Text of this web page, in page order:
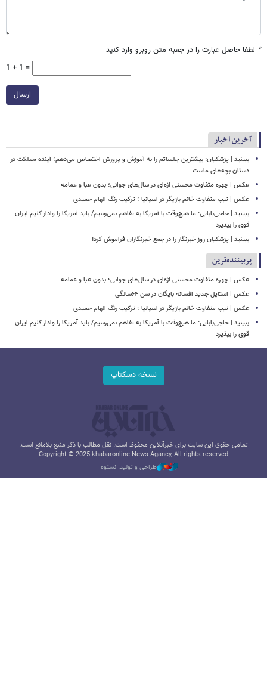
* لطفا حاصل عبارت را در جعبه متن روبرو وارد کنید
1 + 1 =
ارسال
آخرین اخبار
ببینید | پزشکیان: بیشترین جلساتم را به آموزش و پرورش اختصاص می‌دهم؛ آینده مملکت در
دستان بچه‌های ماست
عکس | چهره متفاوت محسنی اژه‌ای در سال‌های جوانی؛ بدون عبا و عمامه
عکس | تیپ متفاوت خانم بازیگر در اسپانیا ؛ ترکیب رنگ الهام حمیدی
ببینید | حاجی‌بابایی: ما هیچ‌وقت با آمریکا به تفاهم نمی‌رسیم/ باید آمریکا را وادار کنیم ایران
قوی را بپذیرد
ببینید | پزشکیان روز خبرنگار را در جمع خبرنگاران فراموش کرد!
پربیننده‌ترین
عکس | چهره متفاوت محسنی اژه‌ای در سال‌های جوانی؛ بدون عبا و عمامه
عکس | استایل جدید افسانه بایگان در سن ۶۴سالگی
عکس | تیپ متفاوت خانم بازیگر در اسپانیا ؛ ترکیب رنگ الهام حمیدی
ببینید | حاجی‌بابایی: ما هیچ‌وقت با آمریکا به تفاهم نمی‌رسیم/ باید آمریکا را وادار کنیم ایران
قوی را بپذیرد
نسخه دسکتاپ
تمامی حقوق این سایت برای خبرآنلاین محفوظ است. نقل مطالب با ذکر منبع بلامانع است.
Copyright © 2025 khabaronline News Agancy, All rights reserved
طراحی و تولید: نستوه